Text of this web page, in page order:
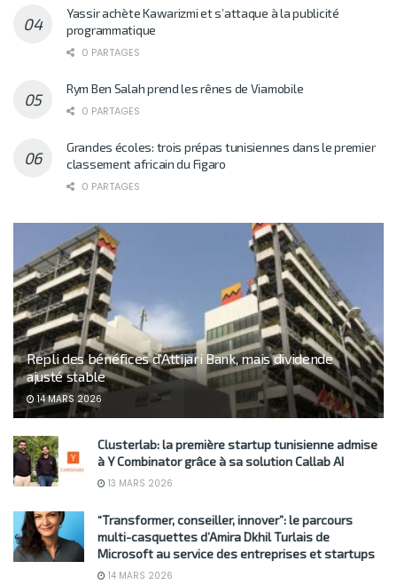
Yassir achète Kawarizmi et s’attaque à la publicité
programmatique
0 PARTAGES
Rym Ben Salah prend les rênes de Viamobile
0 PARTAGES
Grandes écoles: trois prépas tunisiennes dans le premier
classement africain du Figaro
0 PARTAGES
Repli des bénéfices d’Attijari Bank, mais dividende
ajusté stable
14 MARS 2026
Clusterlab: la première startup tunisienne admise
à Y Combinator grâce à sa solution Callab AI
13 MARS 2026
“Transformer, conseiller, innover”: le parcours
multi-casquettes d’Amira Dkhil Turlais de
Microsoft au service des entreprises et startups
14 MARS 2026